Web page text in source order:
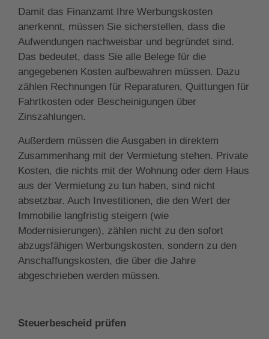
Damit das Finanzamt Ihre Werbungskosten
anerkennt, müssen Sie sicherstellen, dass die
Aufwendungen nachweisbar und begründet sind.
Das bedeutet, dass Sie alle Belege für die
angegebenen Kosten aufbewahren müssen. Dazu
zählen Rechnungen für Reparaturen, Quittungen für
Fahrtkosten oder Bescheinigungen über
Zinszahlungen.
Außerdem müssen die Ausgaben in direktem
Zusammenhang mit der Vermietung stehen. Private
Kosten, die nichts mit der Wohnung oder dem Haus
aus der Vermietung zu tun haben, sind nicht
absetzbar. Auch Investitionen, die den Wert der
Immobilie langfristig steigern (wie
Modernisierungen), zählen nicht zu den sofort
abzugsfähigen Werbungskosten, sondern zu den
Anschaffungskosten, die über die Jahre
abgeschrieben werden müssen.
Steuerbescheid prüfen